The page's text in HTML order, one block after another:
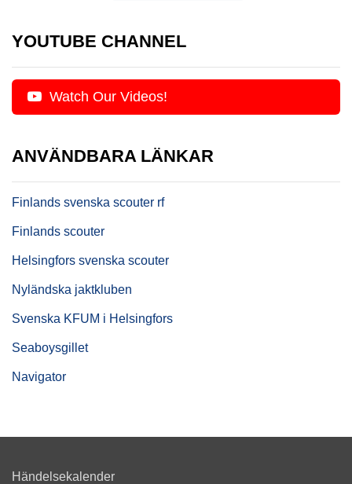
YOUTUBE CHANNEL
Watch Our Videos!
ANVÄNDBARA LÄNKAR
Finlands svenska scouter rf
Finlands scouter
Helsingfors svenska scouter
Nyländska jaktkluben
Svenska KFUM i Helsingfors
Seaboysgillet
Navigator
Händelsekalender